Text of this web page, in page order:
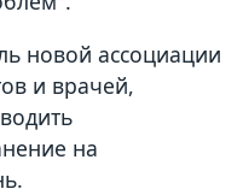
новой ассоциации
и врачей,
на